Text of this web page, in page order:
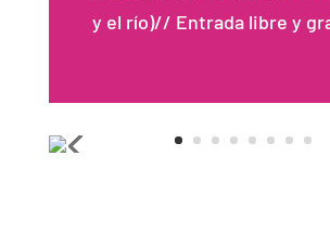
y el río)// Entrada libre y